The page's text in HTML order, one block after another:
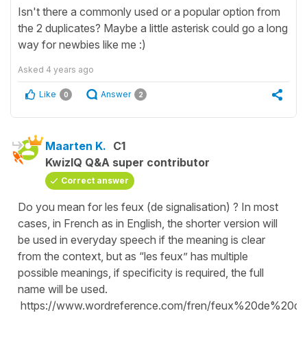
Isn't there a commonly used or a popular option from
the 2 duplicates? Maybe a little asterisk could go a long
way for newbies like me :)
Asked 4 years ago
Like 0 Answer 2
Maarten K. C1
KwizIQ Q&A super contributor
Correct answer
Do you mean for les feux (de signalisation) ? In most
cases, in French as in English, the shorter version will
be used in everyday speech if the meaning is clear
from the context, but as “les feux” has multiple
possible meanings, if specificity is required, the full
name will be used.
https://www.wordreference.com/fren/